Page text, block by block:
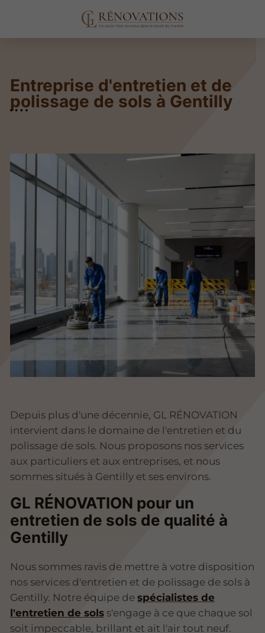
Entreprise d'entretien et de
polissage de sols à Gentilly
Depuis plus d'une décennie, GL RÉNOVATION
intervient dans le domaine de l'entretien et du
polissage de sols. Nous proposons nos services
aux particuliers et aux entreprises, et nous
sommes situés à Gentilly et ses environs.
GL RÉNOVATION pour un
entretien de sols de qualité à
Gentilly
Nous sommes ravis de mettre à votre disposition
nos services d'entretien et de polissage de sols à
Gentilly. Notre équipe de spécialistes de
l'entretien de sols s'engage à ce que chaque sol
soit impeccable, brillant et ait l'air tout neuf.